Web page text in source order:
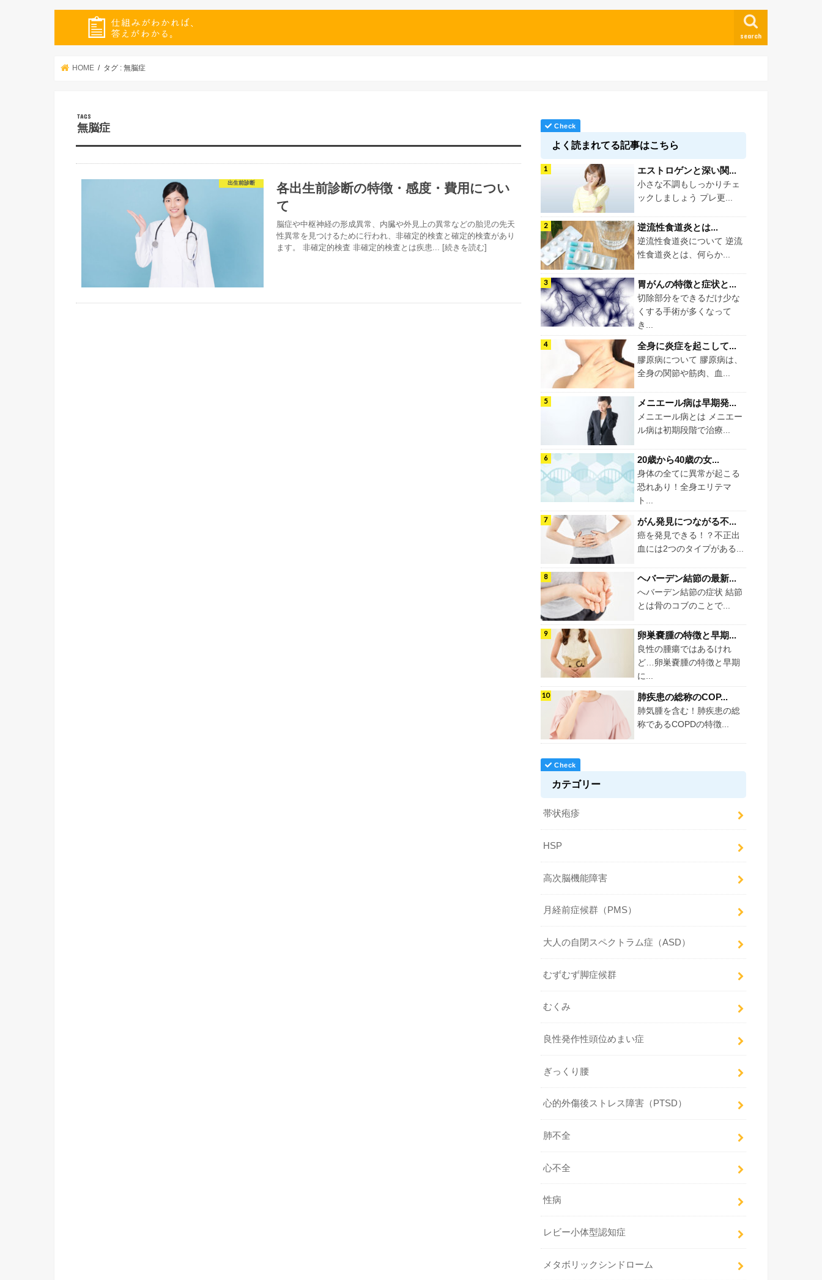
search
HOME タグ : 無脳症
無脳症
出生前診断
各出生前診断の特徴・感度・費用につい
て
脳症や中枢神経の形成異常、内臓や外見上の異常などの胎児の先天
性異常を見つけるために行われ、非確定的検査と確定的検査があり
ます。 非確定的検査 非確定的検査とは疾患... [続きを読む]
よく読まれてる記事はこちら
エストロゲンと深い関...
小さな不調もしっかりチェ
ックしましょう プレ更...
逆流性食道炎とは...
逆流性食道炎について 逆流
性食道炎とは、何らか...
胃がんの特徴と症状と...
切除部分をできるだけ少な
くする手術が多くなって
き...
全身に炎症を起こして...
膠原病について 膠原病は、
全身の関節や筋肉、血...
メニエール病は早期発...
メニエール病とは メニエー
ル病は初期段階で治療...
20歳から40歳の女...
身体の全てに異常が起こる
恐れあり！全身エリテマ
ト...
がん発見につながる不...
癌を発見できる！？不正出
血には2つのタイプがある...
ヘバーデン結節の最新...
へバーデン結節の症状 結節
とは骨のコブのことで...
卵巣嚢腫の特徴と早期...
良性の腫瘍ではあるけれ
ど…卵巣嚢腫の特徴と早期
に...
肺疾患の総称のCOP...
肺気腫を含む！肺疾患の総
称であるCOPDの特徴...
カテゴリー
帯状疱疹
HSP
高次脳機能障害
月経前症候群（PMS）
大人の自閉スペクトラム症（ASD）
むずむず脚症候群
むくみ
良性発作性頭位めまい症
ぎっくり腰
心的外傷後ストレス障害（PTSD）
肺不全
心不全
性病
レビー小体型認知症
メタボリックシンドローム